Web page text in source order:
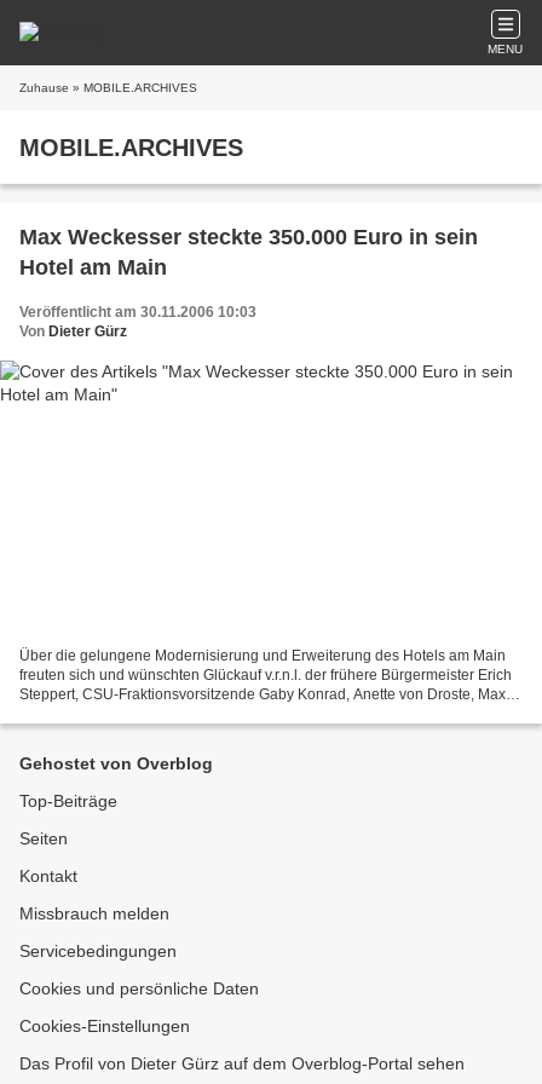
MENU
Zuhause » MOBILE.ARCHIVES
MOBILE.ARCHIVES
Max Weckesser steckte 350.000 Euro in sein
Hotel am Main
Veröffentlicht am 30.11.2006 10:03
Von Dieter Gürz
Über die gelungene Modernisierung und Erweiterung des Hotels am Main
freuten sich und wünschten Glückauf v.r.n.l. der frühere Bürgermeister Erich
Steppert, CSU-Fraktionsvorsitzende Gaby Konrad, Anette von Droste, Max
Gehostet von Overblog
Top-Beiträge
Seiten
Kontakt
Missbrauch melden
Servicebedingungen
Cookies und persönliche Daten
Cookies-Einstellungen
Das Profil von Dieter Gürz auf dem Overblog-Portal sehen